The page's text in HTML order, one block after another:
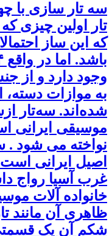
سه تار سازی با
تار اولین چیزی
که این ساز
وجود دارد و از
به موازات دسته،
شده‌اند. سه‌تار
موسیقی ایرانی
نواخته می شود .
اصیل ایرانی
غرب آسیا رواج
خانواده آلات
ظاهری آن مانند
شکم آن یک